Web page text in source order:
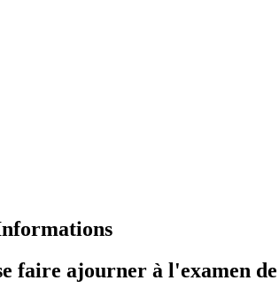
faire ajourner à l'examen